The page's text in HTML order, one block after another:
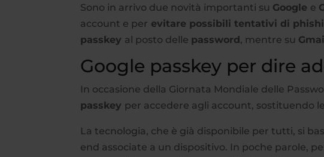
Sono in arrivo due novità importanti su Google e
account e per evitare possibili tentativi di
passkey al posto delle password , mentre su
Google passkey per dire
In occasione della Giornata Mondiale delle
passkey per accedere agli account, sostituendo
La tecnologia, che è già disponibile per tutti, si
end associate a un dispositivo. In poche parole,